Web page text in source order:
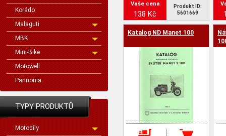
Korádo
Malaguti
MBK
Mini-Bike
Motowell
Pannonia
TYPY PRODUKTŮ
Motodíly
Vaše cena
138 Kč
Produkt ID:
5601669
Katalog ND Manet 100